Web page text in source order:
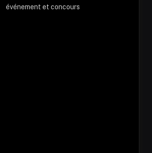
événement et concours